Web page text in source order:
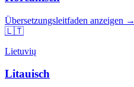
Übersetzungsleitfaden anzeigen →
🇱🇹
Lietuvių
Litauisch